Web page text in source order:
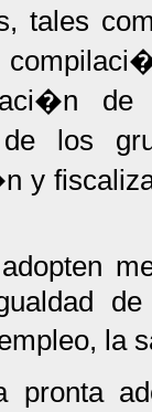
tales
de
los
y
la
pronta